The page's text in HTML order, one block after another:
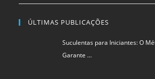
ÚLTIMAS PUBLICAÇÕES
Suculentas para Iniciantes: O
Garante …